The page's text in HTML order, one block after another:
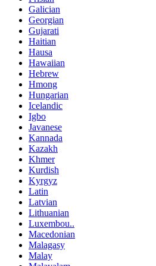
Galician
Georgian
Gujarati
Haitian
Hausa
Hawaiian
Hebrew
Hmong
Hungarian
Icelandic
Igbo
Javanese
Kannada
Kazakh
Khmer
Kurdish
Kyrgyz
Latin
Latvian
Lithuanian
Luxembou..
Macedonian
Malagasy
Malay